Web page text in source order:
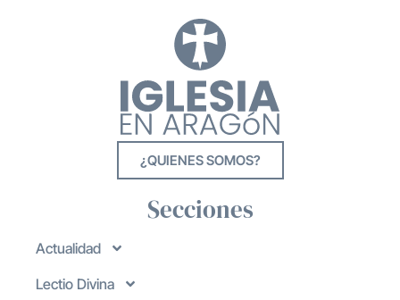
¿QUIENES SOMOS?
Secciones
Actualidad
Lectio Divina